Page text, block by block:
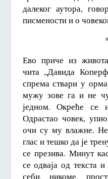
далеког аутора,
писмености и о
Ево приче из
чита „Давида
спрема ствари у
мужу зове га и не
једном. Окреће се
Одрастао човек,
очи су му влажне.
глас и тешко да је
се презива. Минут
се одваја од текста
себи, никоме,